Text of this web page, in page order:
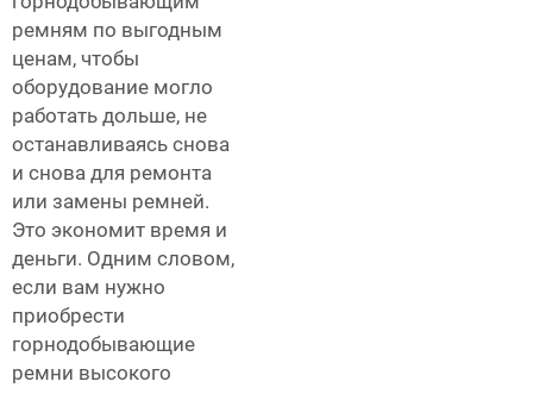
ремням по выгодным
ценам, чтобы
оборудование могло
работать дольше, не
останавливаясь снова
и снова для ремонта
или замены ремней.
Это экономит время и
деньги. Одним словом,
если вам нужно
приобрести
горнодобывающие
ремни высокого